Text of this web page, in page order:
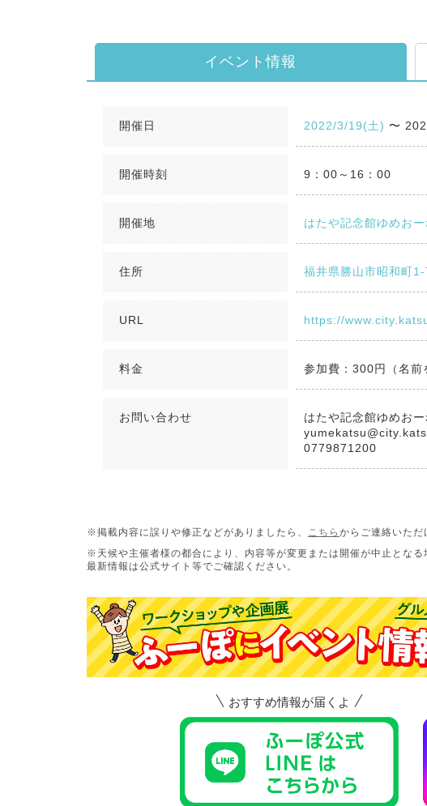
イベント情報
開催日 2022/3/19(土) 〜
開催時刻 9：00～16：00
開催地 はたや記念館ゆめおー
住所 福井県勝山市昭和町
URL https://
料金 参加費：300円（名前
お問い合わせ
はたや記念館ゆめおー
0779871200
※掲載内容に誤りや修正などがありましたら、 こちら からご連絡いただ
※天候や主催者様の都合により、内容等が変更または開催が中止となる
最新情報は公式サイト等でご確認ください。
おすすめ情報が届くよ